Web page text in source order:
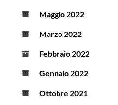
Maggio 2022
Marzo 2022
Febbraio 2022
Gennaio 2022
Ottobre 2021